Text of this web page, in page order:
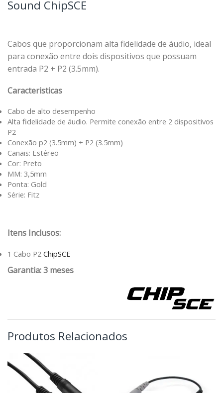
Sound ChipSCE
Cabos que proporcionam alta fidelidade de áudio, ideal
para conexão entre dois dispositivos que possuam
entrada P2 + P2 (3.5mm).
Caracteristicas
Cabo de alto desempenho
Alta fidelidade de áudio. Permite conexão entre 2 dispositivos
P2
Conexão p2 (3.5mm) + P2 (3.5mm)
Canais: Estéreo
Cor: Preto
MM: 3,5mm
Ponta: Gold
Série: Fitz
Itens Inclusos:
1 Cabo P2 ChipSCE
Garantia: 3 meses
Produtos Relacionados